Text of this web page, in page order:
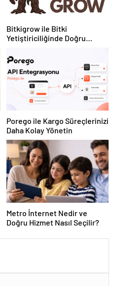
Bitkigrow ile Bitki
Yetiştiriciliğinde Doğru
Porego ile Kargo Süreçlerinizi
Daha Kolay Yönetin
Metro İnternet Nedir ve
Doğru Hizmet Nasıl Seçilir?